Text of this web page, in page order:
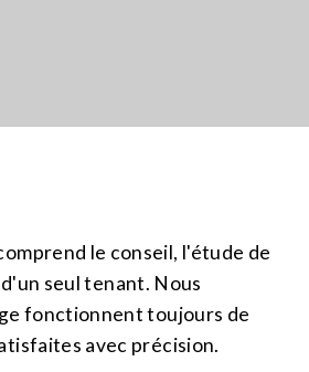
le conseil, l'étude de
seul tenant. Nous
fonctionnent toujours de
avec précision.